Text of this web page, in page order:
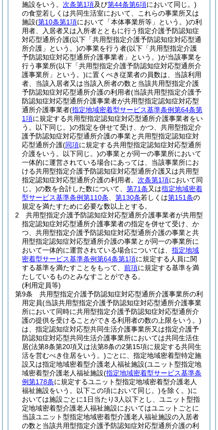
施設をいう。 次条第1項及び第44条第6項において同じ。)
の食堂若しくは共同生活室において、これらの事業所又は
施設(第10条第1項において「本体事業所等」という。)の利
用者、入居者又は入所者とともに行う指定介護予防認知症
対応型通所介護(以下「共用型指定介護予防認知症対応型通
所介護」という。)の事業を行う者(以下「共用型指定介護
予防認知症対応型通所介護事業者」という。)が当該事業を
行う事業所(以下「共用型指定介護予防認知症対応型通所介
護事業所」という。)に置くべき従業者の員数は、当該利用
者、当該入居者又は当該入所者の数と当該共用型指定介護
予防認知症対応型通所介護の利用者(当該共用型指定介護予
防認知症対応型通所介護事業者が共用型指定認知症対応型
通所介護事業者(指定地域密着型サービス基準条例第64条第
1項に規定する共用型指定認知症対応型通所介護事業者をい
う。以下同じ。)の指定を併せて受け、かつ、共用型指定介
護予防認知症対応型通所介護の事業と共用型指定認知症対
応型通所介護(同項に規定する共用型指定認知症対応型通所
介護をいう。以下同じ。)の事業とが同一の事業所において
一体的に運営されている場合にあっては、当該事業所にお
ける共用型指定介護予防認知症対応型通所介護又は共用型
指定認知症対応型通所介護の利用者。 次条第1項において同
じ。)の数を合計した数について、 第71条又は指定地域密着
型サービス基準条例第110条
第130条若しくは第151条の
規定を満たすために必要な数以上とする。
2
共用型指定介護予防認知症対応型通所介護事業者が共用型
指定認知症対応型通所介護事業者の指定を併せて受け、か
つ、共用型指定介護予防認知症対応型通所介護の事業と共
用型指定認知症対応型通所介護の事業とが同一の事業所に
おいて一体的に運営されている場合については、 指定地域
密着型サービス基準条例第64条第1項に規定する人員に関
する基準を満たすことをもって、 前項に規定する基準を満
たしているものとみなすことができる。
(利用定員等)
第9条
共用型指定介護予防認知症対応型通所介護事業所の利
用定員(当該共用型指定介護予防認知症対応型通所介護事業
所において同時に共用型指定介護予防認知症対応型通所介
護の提供を受けることができる利用者の数の上限をいう。)
は、指定認知症対応型共同生活介護事業所又は指定介護予
防認知症対応型共同生活介護事業所においては共同生活住
居(法第8条第20項又は法第8条の2第15項に規定する共同生
活を営むべき住居をいう。)ごとに、指定地域密着型特定施
設又は指定地域密着型介護老人福祉施設(ユニット型指定地
域密着型介護老人福祉施設(指定地域密着型サービス基準条
例第178条に規定するユニット型指定地域密着型介護老人
福祉施設をいう。以下この項において同じ。)を除く。)に
おいては施設ごとに1日当たり3人以下とし、ユニット型指
定地域密着型介護老人福祉施設においてはユニットごとに
当該ユニット型指定地域密着型介護老人福祉施設の入居者
の数と当該共用型指定介護予防認知症対応型通所介護の利